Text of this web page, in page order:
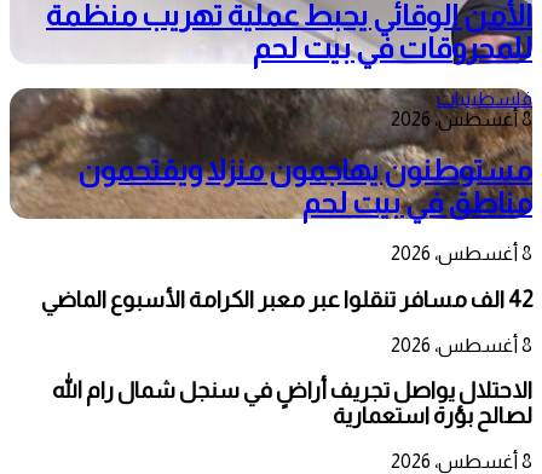
الأمن الوقائي يحبط عملية تهريب منظمة
للمحروقات في بيت لحم
فلسطينيات
8 أغسطس، 2026
مستوطنون يهاجمون منزلا ويقتحمون
مناطق في بيت لحم
8 أغسطس، 2026
42 الف مسافر تنقلوا عبر معبر الكرامة الأسبوع الماضي
8 أغسطس، 2026
الاحتلال يواصل تجريف أراضٍ في سنجل شمال رام الله
لصالح بؤرة استعمارية
8 أغسطس، 2026